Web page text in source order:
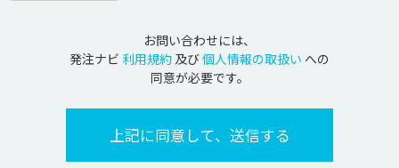
お問い合わせには、
発注ナビ 利用規約 及び個人情報の取扱い への
同意が必要です。